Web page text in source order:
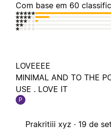
Com base em 60
LOVEEEE
MINIMAL AND TO THE
USE . LOVE IT
P
Prakritiii xyz · 19 de